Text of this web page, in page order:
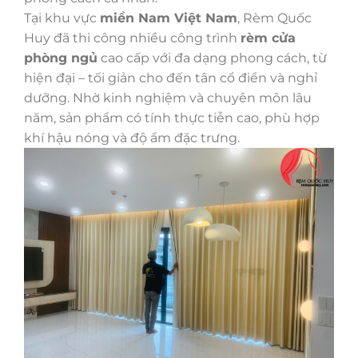
Tại khu vực miền Nam Việt Nam, Rèm Quốc
Huy đã thi công nhiều công trình rèm cửa
phòng ngủ cao cấp với đa dạng phong cách, từ
hiện đại – tối giản cho đến tân cổ điển và nghỉ
dưỡng. Nhờ kinh nghiệm và chuyên môn lâu
năm, sản phẩm có tính thực tiễn cao, phù hợp
khí hậu nóng và độ ẩm đặc trưng.